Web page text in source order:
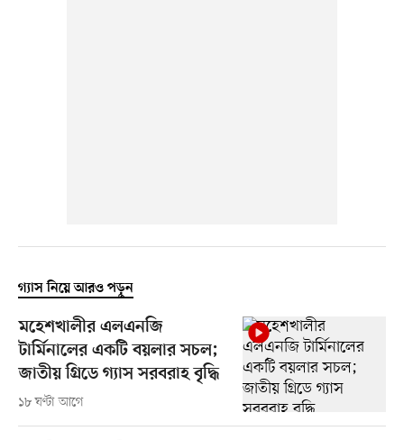
গ্যাস নিয়ে আরও পড়ুন
মহেশখালীর এলএনজি
টার্মিনালের একটি বয়লার সচল;
জাতীয় গ্রিডে গ্যাস সরবরাহ বৃদ্ধি
১৮ ঘণ্টা আগে